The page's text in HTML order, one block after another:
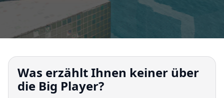
Was erzählt Ihnen keiner über
die Big Player?